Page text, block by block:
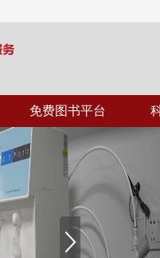
免费图书平台